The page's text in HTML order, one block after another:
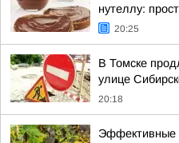
нутеллу:
20:25
В Томске
улице
20:18
Эффективные